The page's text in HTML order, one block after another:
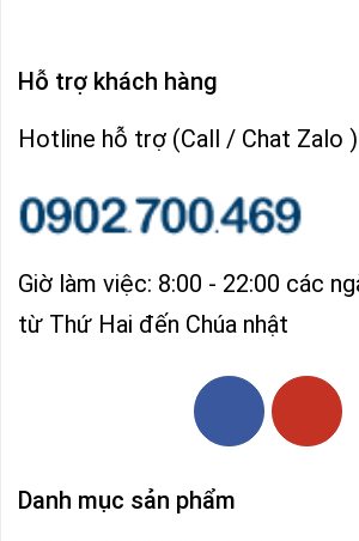
Hỗ trợ khách hàng
Hotline hỗ trợ (Call / Chat Zalo )
Giờ làm việc: 8:00 - 22:00 các
từ Thứ Hai đến Chúa nhật
Danh mục sản phẩm